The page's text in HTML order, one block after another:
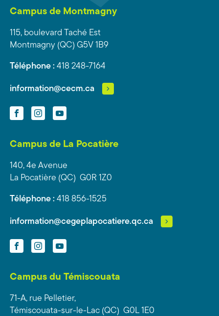
Campus de Montmagny
115, boulevard Taché Est
Montmagny (QC) G5V 1B9
Téléphone : 418 248-7164
information@cecm.ca
FacebookInstagramYouTube
Campus de La Pocatière
140, 4e Avenue
La Pocatière (QC) G0R 1Z0
Téléphone : 418 856-1525
information@cegeplapocatiere.qc.ca
FacebookInstagramYouTube
Campus du Témiscouata
71-A, rue Pelletier,
Témiscouata-sur-le-Lac (QC) G0L 1E0